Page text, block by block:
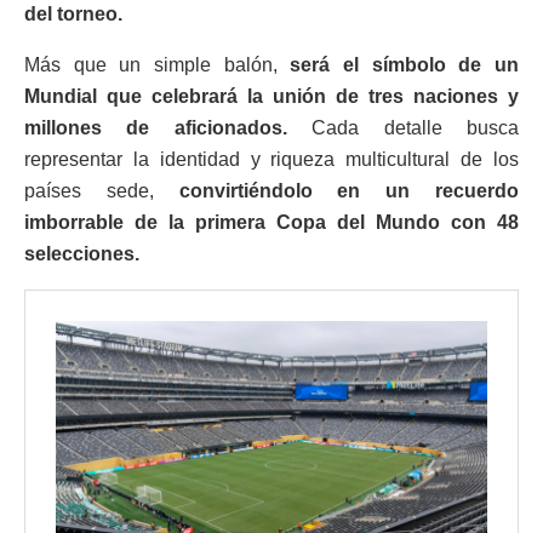
del torneo.
Más que un simple balón,será el símbolo de un
Mundial que celebrará la unión de tres naciones y
millones de aficionados.Cada detalle busca
representar la identidad y riqueza multicultural de los
países sede, convirtiéndolo en un recuerdo
imborrable de la primera Copa del Mundo con 48
selecciones.